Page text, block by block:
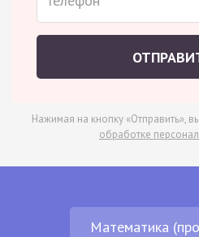
Нажимая на кнопку «Отправить»,
обработке
Математика